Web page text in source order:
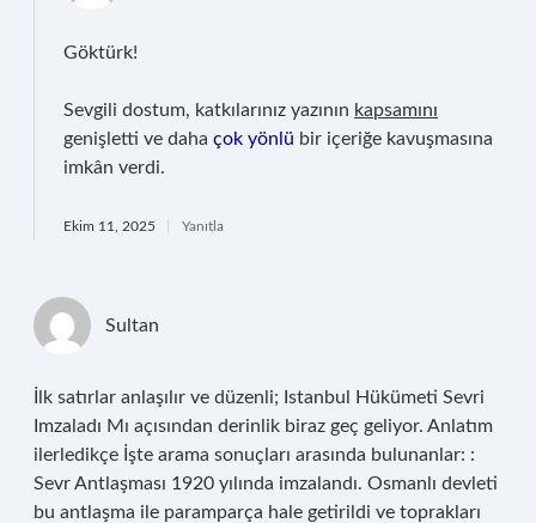
Göktürk!
Sevgili dostum, katkılarınız yazının kapsamını
genişletti ve daha çok yönlü bir içeriğe kavuşmasına
imkân verdi.
Ekim 11, 2025 Yanıtla
Sultan
İlk satırlar anlaşılır ve düzenli; Istanbul Hükümeti Sevri
Imzaladı Mı açısından derinlik biraz geç geliyor. Anlatım
ilerledikçe İşte arama sonuçları arasında bulunanlar: :
Sevr Antlaşması 1920 yılında imzalandı. Osmanlı devleti
bu antlaşma ile paramparça hale getirildi ve toprakları